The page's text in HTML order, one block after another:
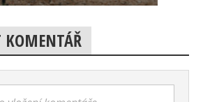
KOMENTÁŘ